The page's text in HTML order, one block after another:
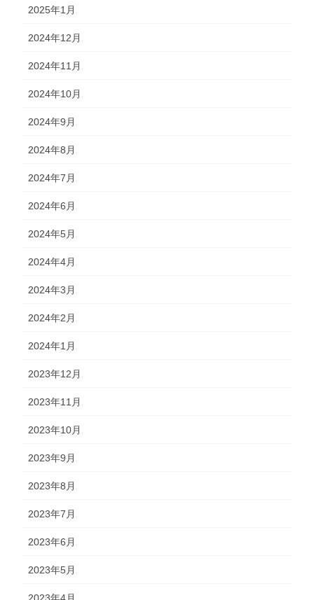
2025年1月
2024年12月
2024年11月
2024年10月
2024年9月
2024年8月
2024年7月
2024年6月
2024年5月
2024年4月
2024年3月
2024年2月
2024年1月
2023年12月
2023年11月
2023年10月
2023年9月
2023年8月
2023年7月
2023年6月
2023年5月